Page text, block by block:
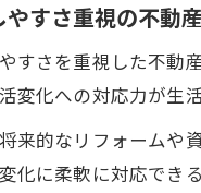
すさ重視の不動
すさを重視した不動
変化への対応力が生
来的なリフォームや
化に柔軟に対応でき